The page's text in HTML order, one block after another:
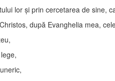
lor şi prin cercetarea de sine,
după Evanghelia mea,